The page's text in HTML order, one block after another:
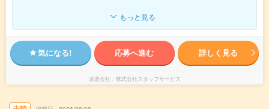
もっと見る
気になる! 応募へ進む 詳しく見る
派遣会社 株式会社スタッフサービス